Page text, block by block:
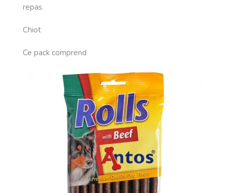
repas.
Chiot
Ce pack comprend